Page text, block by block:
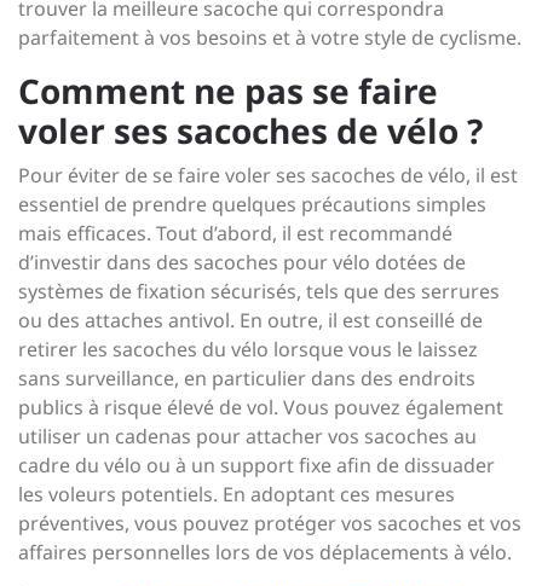
trouver la meilleure sacoche qui correspondra
parfaitement à vos besoins et à votre style de cyclisme.
Comment ne pas se faire
voler ses sacoches de vélo ?
Pour éviter de se faire voler ses sacoches de vélo, il est
essentiel de prendre quelques précautions simples
mais efficaces. Tout d’abord, il est recommandé
d’investir dans des sacoches pour vélo dotées de
systèmes de fixation sécurisés, tels que des serrures
ou des attaches antivol. En outre, il est conseillé de
retirer les sacoches du vélo lorsque vous le laissez
sans surveillance, en particulier dans des endroits
publics à risque élevé de vol. Vous pouvez également
utiliser un cadenas pour attacher vos sacoches au
cadre du vélo ou à un support fixe afin de dissuader
les voleurs potentiels. En adoptant ces mesures
préventives, vous pouvez protéger vos sacoches et vos
affaires personnelles lors de vos déplacements à vélo.